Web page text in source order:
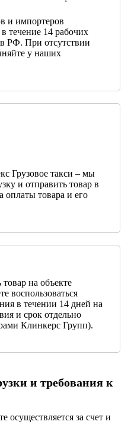
и импортеров
течение 14 рабочих
РФ. При отсутствии
у наших
Грузовое такси – мы
и отправить товар в
оплаты товара и его
на объекте
воспользоваться
в течении 14 дней на
и срок отдельно
Клинкерс Групп).
и требования к
осуществляется за счет и